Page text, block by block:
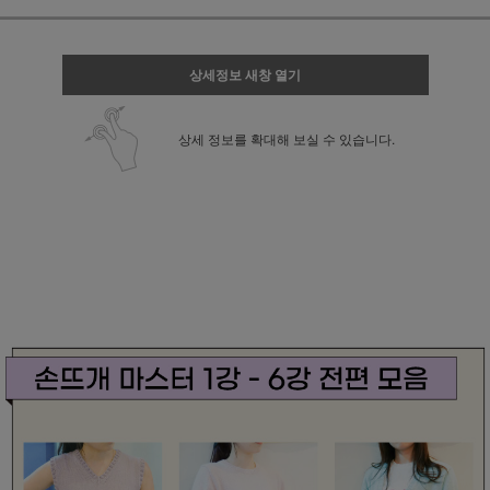
상세정보 새창 열기
상세 정보를 확대해 보실 수 있습니다.